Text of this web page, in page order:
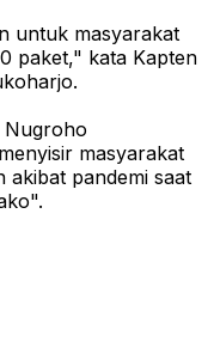
untuk masyarakat
paket," kata Kapten
Nugroho
masyarakat
akibat pandemi saat